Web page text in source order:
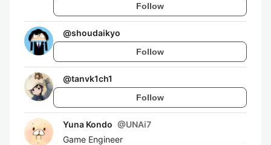
Follow
@shoudaikyo
Follow
@tanvk1ch1
Follow
Yuna Kondo @UNAi7
Game Engineer